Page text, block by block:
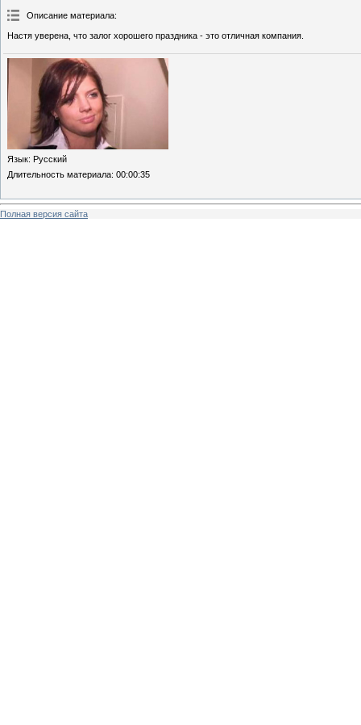
Описание материала:
Настя уверена, что залог хорошего праздника - это отличная компания.
Язык: Русский
Длительность материала: 00:00:35
Полная версия сайта